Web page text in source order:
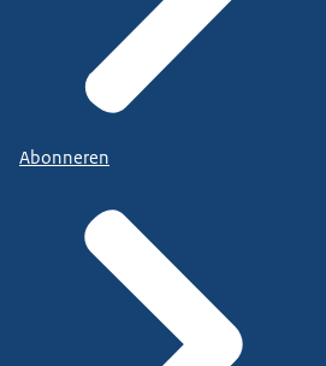
Abonneren